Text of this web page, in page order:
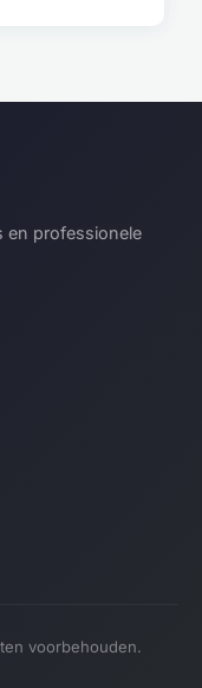
en professionele
voorbehouden.